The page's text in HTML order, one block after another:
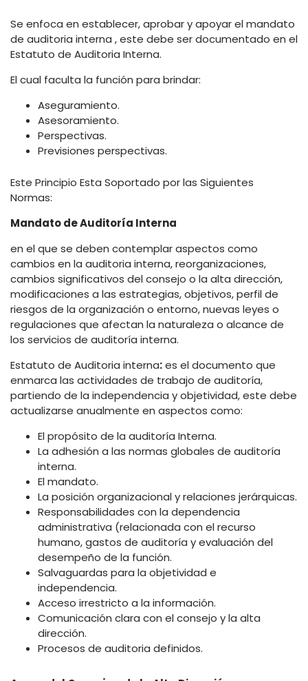
Se enfoca en establecer, aprobar y apoyar el mandato
de auditoria interna , este debe ser documentado en el
Estatuto de Auditoria Interna.
El cual faculta la función para brindar:
Aseguramiento.
Asesoramiento.
Perspectivas.
Previsiones perspectivas.
Este Principio Esta Soportado por las Siguientes
Normas:
Mandato de Auditoría Interna
en el que se deben contemplar aspectos como
cambios en la auditoria interna, reorganizaciones,
cambios significativos del consejo o la alta dirección,
modificaciones a las estrategias, objetivos, perfil de
riesgos de la organización o entorno, nuevas leyes o
regulaciones que afectan la naturaleza o alcance de
los servicios de auditoría interna.
Estatuto de Auditoria interna:es el documento que
enmarca las actividades de trabajo de auditoría,
partiendo de la independencia y objetividad, este debe
actualizarse anualmente en aspectos como:
El propósito de la auditoría Interna.
La adhesión a las normas globales de auditoría
interna.
El mandato.
La posición organizacional y relaciones jerárquicas.
Responsabilidades con la dependencia
administrativa (relacionada con el recurso
humano, gastos de auditoría y evaluación del
desempeño de la función.
Salvaguardas para la objetividad e
independencia.
Acceso irrestricto a la información.
Comunicación clara con el consejo y la alta
dirección.
Procesos de auditoria definidos.